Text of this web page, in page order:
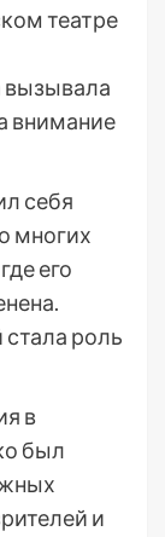
театре
вызывала
внимание
себя
многих
его
роль
в
был
и